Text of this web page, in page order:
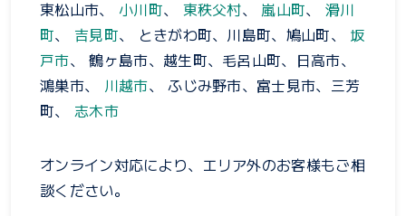
東松山市、 小川町、 東秩父村、 嵐山町、滑川
町、 吉見町、 ときがわ町、川島町、鳩山町、 坂
戸市、 鶴ヶ島市、越生町、毛呂山町、日高市、
鴻巣市、 川越市、 ふじみ野市、富士見市、三芳
町、 志木市
オンライン対応により、エリア外のお客様もご相
談ください。